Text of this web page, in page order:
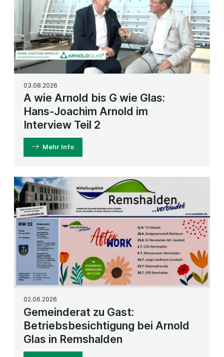
03.08.2026
A wie Arnold bis G wie Glas:
Hans-Joachim Arnold im
Interview Teil 2
Mehr Info
02.06.2026
Gemeinderat zu Gast:
Betriebsbesichtigung bei Arnold
Glas in Remshalden